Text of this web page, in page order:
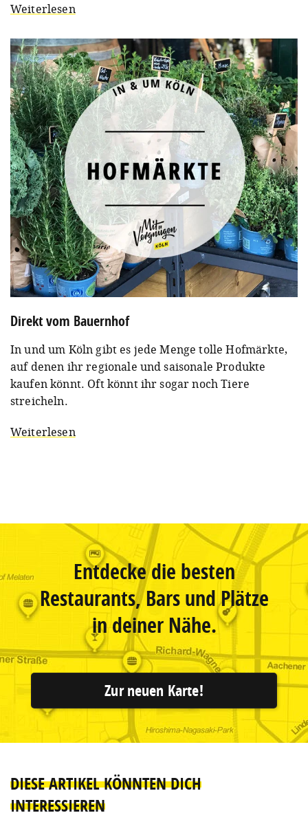
Weiterlesen
Direkt vom Bauernhof
In und um Köln gibt es jede Menge tolle Hofmärkte,
auf denen ihr regionale und saisonale Produkte
kaufen könnt. Oft könnt ihr sogar noch Tiere
streicheln.
Weiterlesen
Entdecke die besten
Restaurants, Bars und Plätze
in deiner Nähe.
Zur neuen Karte!
DIESE ARTIKEL KÖNNTEN DICH
INTERESSIEREN